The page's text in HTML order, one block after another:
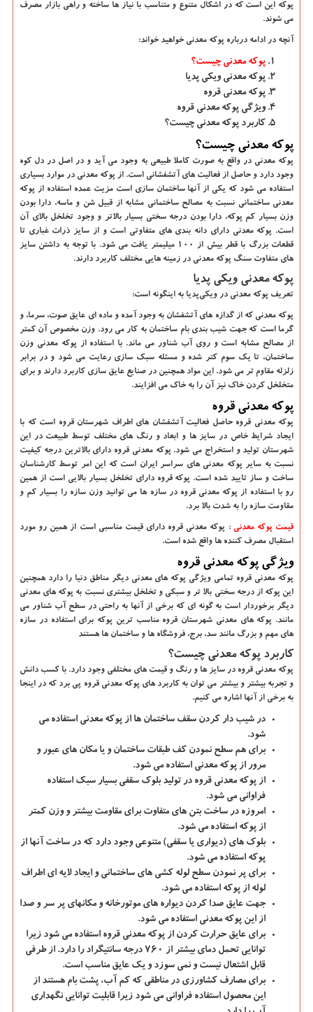
پوکه این است که در اشکال متنوع و متناسب با نیاز ها ساخته و راهی بازار مصرف
می ‌شوند.
آنچه در ادامه درباره پوکه معدنی خواهید خواند:
پوکه معدنی چیست؟
پوکه معدنی ویکی پدیا
پوکه معدنی قروه
ویژگی پوکه معدنی قروه
کاربرد پوکه معدنی چیست؟
پوکه معدنی چیست؟
پوکه معدنی در واقع به صورت کاملا طبیعی به وجود می آید و در اصل در دل کوه
وجود دارد و حاصل از فعالیت های آتشفشانی است. از پوکه معدنی در موارد بسیاری
استفاده می ‌شود که یکی از آنها ساختمان سازی است مزیت عمده استفاده از پوکه
معدنی ساختمانی نسبت به مصالح ساختمانی مشابه از قبیل شن و ماسه، دارا بودن
وزن بسیار کم پوکه، دارا بودن درجه سختی بسیار بالاتر و وجود تخلخل بالای آن
است. پوکه معدنی دارای دانه بندی های متفاوتی است و از سایز ذرات غباری تا
قطعات بزرگ با قطر بیش از ۱۰۰ میلیمتر یافت می‌ شود. با توجه به داشتن سایز
های متفاوت سنگ پوکه معدنی در زمینه هایی مختلف کاربرد دارند.
پوکه معدنی ویکی پدیا
تعریف پوکه معدنی در ویکی‌پدیا به اینگونه است:
پوکه معدنی که از گدازه‌ های آتشفشان به وجود آمده و ماده ‌ای عایق صوت، سرما، و
گرما است که جهت شیب بندی بام ساختمان به کار می ‌رود. وزن مخصوص آن کمتر
از مصالح مشابه است و روی آب شناور می‌ ماند. با استفاده از پوکه معدنی وزن
ساختمان، تا یک سوم کتر شده و مسئله سبک سازی رعایت می شود و در برابر
زلزله مقاوم ‌تر می ‌شود. این مواد همچنین در صنایع عایق سازی کاربرد دارند و برای
متخلخل کردن خاک نیز آن را به خاک می ‌افزایند.
پوکه معدنی قروه
پوکه معدنی قروه حاصل فعالیت آتشفشان های اطراف شهرستان قروه است که با
ایجاد شرایط خاص در سایز ها و ابعاد و رنگ های مختلف توسط طبیعت در این
شهرستان تولید و استخراج می ‌شود. پوکه معدنی قروه دارای بالاترین درجه کیفیت
نسبت به سایر پوکه معدنی های سراسر ایران است که این امر توسط کارشناسان
ساخت و ساز تایید شده است. پوکه قروه دارای تخلخل بسیار بالایی است از همین
رو با استفاده از پوکه معدنی قروه در سازه ها می ‌توانید وزن سازه را بسیار کم و
مقاومت سازه را به شدت بالا برد.
قیمت پوکه معدنی : پوکه معدنی قروه دارای قیمت مناسبی است از همین رو مورد
استقبال مصرف کننده ها واقع شده است.
ویژگی پوکه معدنی قروه
پوکه معدنی قروه تمامی ویژگی پوکه های معدنی دیگر مناطق دنیا را دارد همچنین
این پوکه از درجه سختی بالا تر و سبکی و تخلخل بیشتری نسبت به پوکه های معدنی
دیگر برخوردار است به گونه ای که برخی از آنها به راحتی در سطح آب شناور می
‌مانند. پوکه های معدنی شهرستان قروه مناسب ترین پوکه برای استفاده در سازه
های مهم و بزرگ مانند سد، برج، فروشگاه ها و ساختمان ها هستند
کاربرد پوکه معدنی چیست؟
پوکه معدنی قروه در سایز ها و رنگ و قیمت های مختلفی وجود دارد. با کسب دانش
و تجربه بیشتر و بیشتر می‌ توان به کاربرد های پوکه معدنی قروه پی برد که در اینجا
به برخی از آنها اشاره می ‌کنیم.
در شیب دار کردن سقف ساختمان ها از پوکه معدنی استفاده می
‌شود.
برای هم سطح نمودن کف طبقات ساختمان و یا مکان های عبور و
مرور از پوکه معدنی استفاده می‌ شود.
از پوکه معدنی قروه در تولید بلوک سقفی بسیار سبک استفاده
فراوانی می ‌شود.
امروزه در ساخت بتن های متفاوت برای مقاومت بیشتر و وزن کمتر
از پوکه استفاده می‌ شود.
بلوک های (دیواری یا سقفی) متنوعی وجود دارد که در ساخت آنها از
پوکه استفاده می ‌شود.
برای پر نمودن سطح لوله کشی ‌های ساختمانی و ایجاد لایه ای اطراف
لوله از پوکه استفاده می ‌شود.
جهت عایق صدا کردن دیواره های موتورخانه و مکانهای پر سر و صدا
از این پوکه معدنی استفاده می‌ شود.
برای عایق حرارت کردن از پوکه معدنی قروه استفاده می‌ شود زیرا
توانایی تحمل دمای بیشتر از ۷۶۰ درجه سانتیگراد را دارد. از طرفی
قابل اشتعال نیست و نمی سوزد و یک عایق مناسب است.
برای مصارف کشاورزی در مناطقی که کم آب، پشت بام هستند از
این محصول استفاده فراوانی می شود زیرا قابلیت توانایی نگهداری